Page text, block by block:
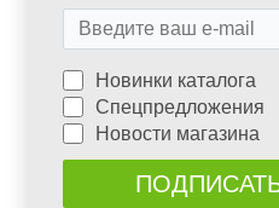
Новинки каталога
Спецпредложения
Новости магазина